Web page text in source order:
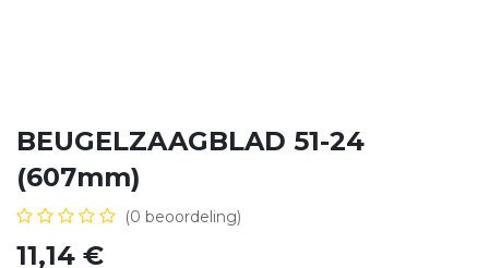
BEUGELZAAGBLAD 51-24
(607mm)
(0 beoordeling)
11,14 €